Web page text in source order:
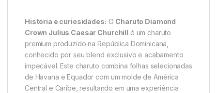
História e curiosidades: O Charuto Diamond
Crown Julius Caesar Churchill
é um charuto
premium produzido na República Dominicana,
conhecido por seu blend exclusivo e acabamento
impecável. Este charuto combina folhas selecionadas
de Havana e Equador com um molde de América
Central e Caribe, resultando em uma experiência